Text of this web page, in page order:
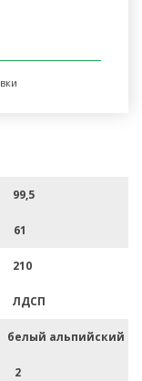
99,5
61
210
ЛДСП
белый альпийский
2